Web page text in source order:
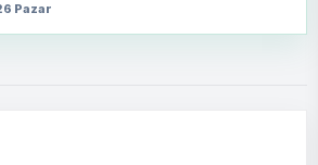
Pazar